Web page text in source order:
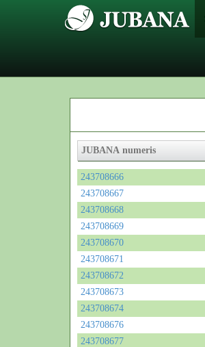
243708666
243708667
243708668
243708669
243708670
243708671
243708672
243708673
243708674
243708676
243708677